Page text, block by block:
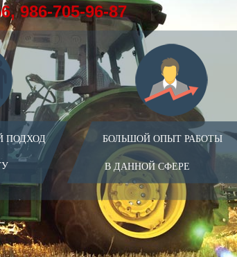
ПОДХОД БОЛЬШОЙ ОПЫТ РАБОТЫ
В ДАННОЙ СФЕРЕ
986-705-96-87